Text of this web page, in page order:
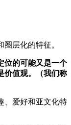
层化的特征。
位的可能又是一个
价值观。（我们称
、爱好和亚文化特